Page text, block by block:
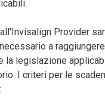
Provider
a
la legislazione
I criteri per le